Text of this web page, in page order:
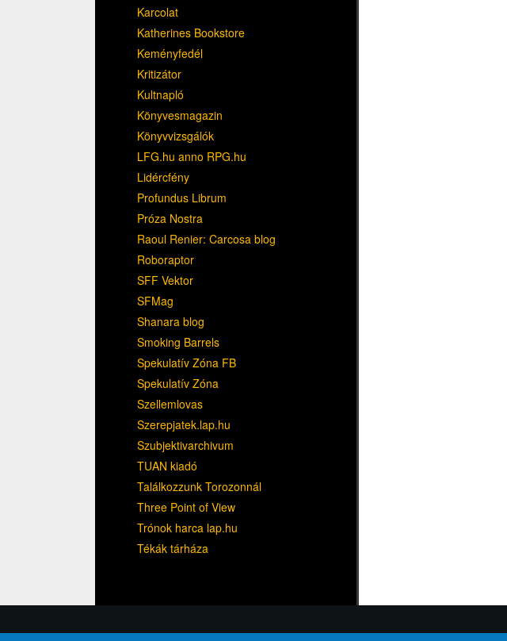
Karcolat
Katherines Bookstore
Keményfedél
Kritizátor
Kultnapló
Könyvesmagazin
Könyvvizsgálók
LFG.hu anno RPG.hu
Lidércfény
Profundus Librum
Próza Nostra
Raoul Renier: Carcosa blog
Roboraptor
SFF Vektor
SFMag
Shanara blog
Smoking Barrels
Spekulatív Zóna FB
Spekulatív Zóna
Szellemlovas
Szerepjatek.lap.hu
Szubjektivarchivum
TUAN kiadó
Találkozzunk Torozonnál
Three Point of View
Trónok harca lap.hu
Tékák tárháza